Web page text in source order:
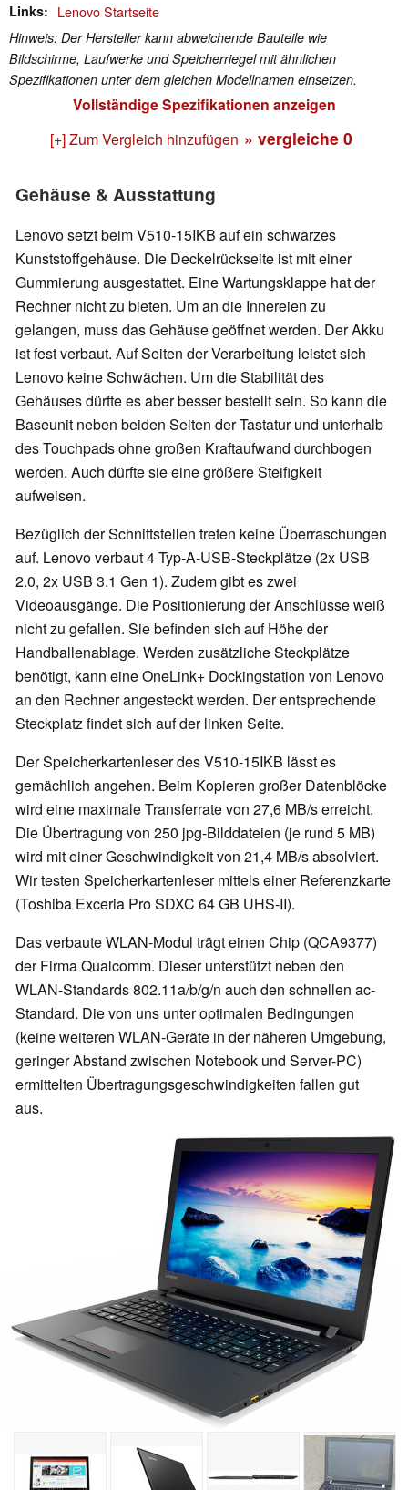
Links Lenovo Startseite
Hinweis: Der Hersteller kann abweichende Bauteile wie
Bildschirme, Laufwerke und Speicherriegel mit ähnlichen
Spezifikationen unter dem gleichen Modellnamen einsetzen.
Vollständige Spezifikationen anzeigen
[+] Zum Vergleich hinzufügen » vergleiche 0
Gehäuse & Ausstattung
Lenovo setzt beim V510-15IKB auf ein schwarzes
Kunststoffgehäuse. Die Deckelrückseite ist mit einer
Gummierung ausgestattet. Eine Wartungsklappe hat der
Rechner nicht zu bieten. Um an die Innereien zu
gelangen, muss das Gehäuse geöffnet werden. Der Akku
ist fest verbaut. Auf Seiten der Verarbeitung leistet sich
Lenovo keine Schwächen. Um die Stabilität des
Gehäuses dürfte es aber besser bestellt sein. So kann die
Baseunit neben beiden Seiten der Tastatur und unterhalb
des Touchpads ohne großen Kraftaufwand durchbogen
werden. Auch dürfte sie eine größere Steifigkeit
aufweisen.
Bezüglich der Schnittstellen treten keine Überraschungen
auf. Lenovo verbaut 4 Typ-A-USB-Steckplätze (2x USB
2.0, 2x USB 3.1 Gen 1). Zudem gibt es zwei
Videoausgänge. Die Positionierung der Anschlüsse weiß
nicht zu gefallen. Sie befinden sich auf Höhe der
Handballenablage. Werden zusätzliche Steckplätze
benötigt, kann eine OneLink+ Dockingstation von Lenovo
an den Rechner angesteckt werden. Der entsprechende
Steckplatz findet sich auf der linken Seite.
Der Speicherkartenleser des V510-15IKB lässt es
gemächlich angehen. Beim Kopieren großer Datenblöcke
wird eine maximale Transferrate von 27,6 MB/s erreicht.
Die Übertragung von 250 jpg-Bilddateien (je rund 5 MB)
wird mit einer Geschwindigkeit von 21,4 MB/s absolviert.
Wir testen Speicherkartenleser mittels einer Referenzkarte
(Toshiba Exceria Pro SDXC 64 GB UHS-II).
Das verbaute WLAN-Modul trägt einen Chip (QCA9377)
der Firma Qualcomm. Dieser unterstützt neben den
WLAN-Standards 802.11a/b/g/n auch den schnellen ac-
Standard. Die von uns unter optimalen Bedingungen
(keine weiteren WLAN-Geräte in der näheren Umgebung,
geringer Abstand zwischen Notebook und Server-PC)
ermittelten Übertragungsgeschwindigkeiten fallen gut
aus.